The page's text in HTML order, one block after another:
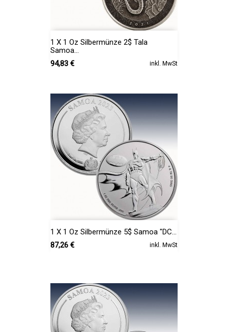
1 X 1 Oz Silbermünze 2$ Tala
Samoa...
Preis
94,83 € inkl. MwSt
1 X 1 Oz Silbermünze 5$ Samoa "DC...
Preis
87,26 € inkl. MwSt